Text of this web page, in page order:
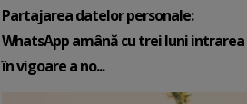
Partajarea datelor personale:
WhatsApp amână cu trei luni intrarea
în vigoare a no...